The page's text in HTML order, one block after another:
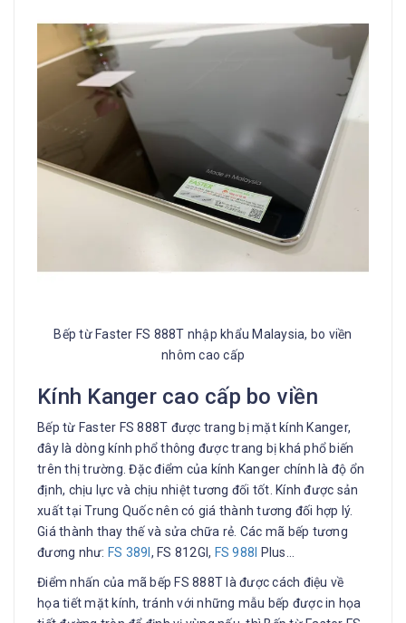
Bếp từ Faster FS 888T nhập khẩu Malaysia, bo viền
nhôm cao cấp
Kính Kanger cao cấp bo viền
Bếp từ Faster FS 888T được trang bị mặt kính Kanger,
đây là dòng kính phổ thông được trang bị khá phổ biến
trên thị trường. Đặc điểm của kính Kanger chính là độ ổn
định, chịu lực và chịu nhiệt tương đối tốt. Kính được sản
xuất tại Trung Quốc nên có giá thành tương đối hợp lý.
Giá thành thay thế và sửa chữa rẻ. Các mã bếp tương
đương như: FS 389I , FS 812GI, FS 988I Plus…
Điểm nhấn của mã bếp FS 888T là được cách điệu về
họa tiết mặt kính, tránh với những mẫu bếp được in họa